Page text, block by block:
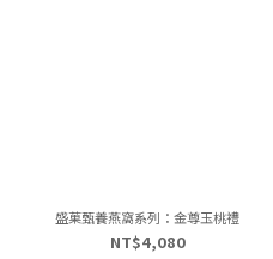
盛菓甄養燕窩系列：金尊玉桃禮
NT$4,080